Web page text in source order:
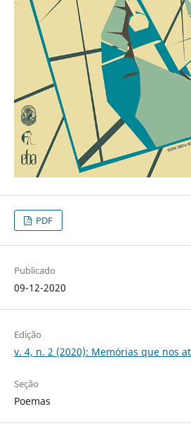
PDF
Publicado
09-12-2020
Edição
v. 4, n. 2 (2020): Memórias que nos
Seção
Poemas